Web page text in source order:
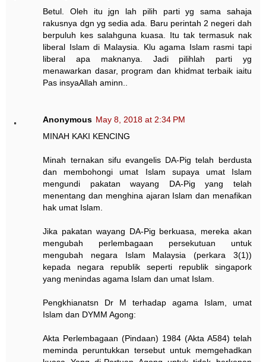
Betul. Oleh itu jgn lah pilih parti yg sama sahaja
rakusnya dgn yg sedia ada. Baru perintah 2 negeri dah
berpuluh kes salahguna kuasa. Itu tak termasuk nak
liberal Islam di Malaysia. Klu agama Islam rasmi tapi
liberal apa maknanya. Jadi pilihlah parti yg
menawarkan dasar, program dan khidmat terbaik iaitu
Pas insyaAllah aminn..
Anonymous May 8, 2018 at 2:34 PM
MINAH KAKI KENCING
Minah ternakan sifu evangelis DA-Pig telah berdusta
dan membohongi umat Islam supaya umat Islam
mengundi pakatan wayang DA-Pig yang telah
menentang dan menghina ajaran Islam dan menafikan
hak umat Islam.
Jika pakatan wayang DA-Pig berkuasa, mereka akan
mengubah perlembagaan persekutuan untuk
mengubah negara Islam Malaysia (perkara 3(1))
kepada negara republik seperti republik singapork
yang menindas agama Islam dan umat Islam.
Pengkhianatsn Dr M terhadap agama Islam, umat
Islam dan DYMM Agong:
Akta Perlembagaan (Pindaan) 1984 (Akta A584) telah
meminda peruntukkan tersebut untuk memgehadkan